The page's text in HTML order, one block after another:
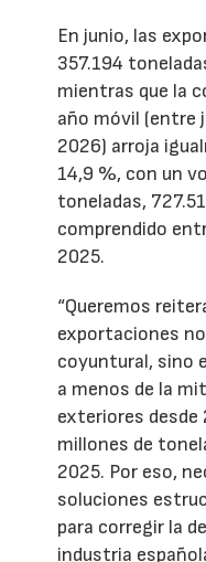
En junio, las
357.194
mientras que la
año móvil (entre
2026) arroja
14,9 %, con un
toneladas,
comprendido
2025.
“Queremos
exportaciones
coyuntural, sino
a menos de la
exteriores desde
millones de
2025. Por eso,
soluciones
para corregir la
industria